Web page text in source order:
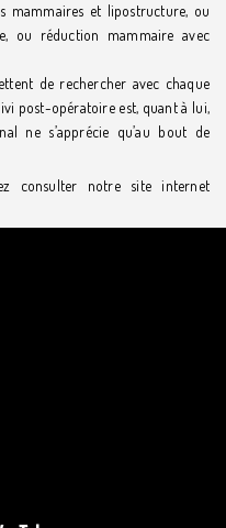
mammaires et lipostructure, ou
ou réduction mammaire avec
de rechercher avec chaque
post-opératoire est, quant à lui,
ne s’apprécie qu’au bout de
consulter notre site internet